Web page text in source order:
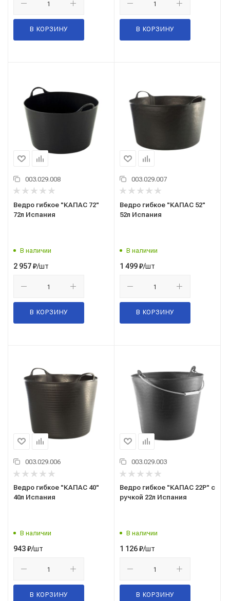
В КОРЗИНУ В КОРЗИНУ
003.029.008
Ведро гибкое "КАПАС 72"
72л Испания
В наличии
2 957₽/шт
В КОРЗИНУ
003.029.007
Ведро гибкое "КАПАС 52"
52л Испания
В наличии
1 499₽/шт
В КОРЗИНУ
003.029.006
Ведро гибкое "КАПАС 40"
40л Испания
В наличии
943₽/шт
В КОРЗИНУ
003.029.003
Ведро гибкое "КАПАС 22Р" с
ручкой 22л Испания
В наличии
1 126₽/шт
В КОРЗИНУ